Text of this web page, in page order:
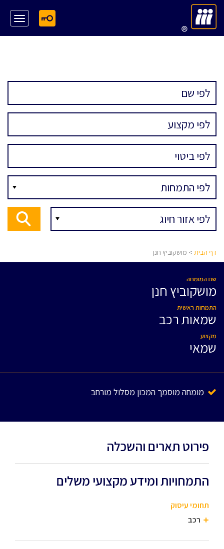
דף הבית > מושקוביץ חנן
שם המומחה
מושקוביץ חנן
התמחות ראשית
שמאות רכב
מקצוע
שמאי
מומחה מוסמך המכון מסלול מורחב
פירוט תארים והשכלה
התמחויות ומידע מקצועי משלים
תחומי עיסוק
רכב